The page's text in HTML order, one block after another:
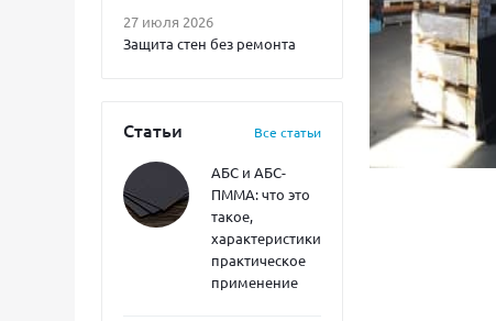
27 июля 2026
Защита стен без ремонта
Статьи Все статьи
АБС и АБС-
ПММА: что это
такое,
характеристики,
практическое
применение